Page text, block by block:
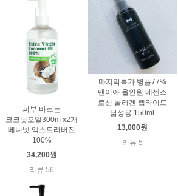
피부 바르는
코코넛오일300m x2개
베니넷 엑스트라버진
100%
34,200원
리뷰 56
마지막특가 병풀77%
맨이아 올인원 에센스
로션 콜라겐 펩타이드
남성용 150ml
13,000원
리뷰 5